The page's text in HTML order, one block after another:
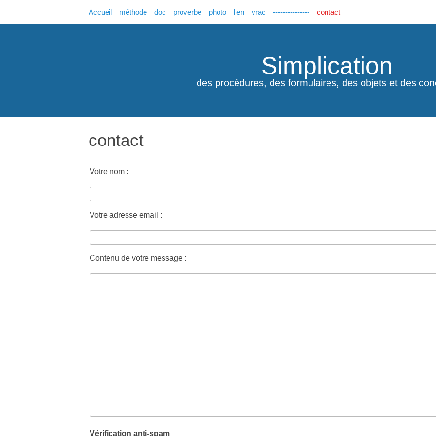
Accueil méthode doc proverbe photo lien vrac --------------- contact
Simplication
des procédures, des formulaires, des objets et des
contact
Votre nom :
Votre adresse email :
Contenu de votre message :
Vérification anti-spam